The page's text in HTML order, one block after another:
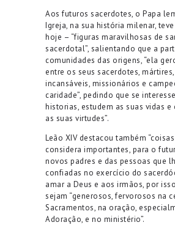
Aos futuros sacerdotes, o Papa
Igreja, na sua história milenar,
hoje – “figuras maravilhosas de
sacerdotal”, salientando que a
comunidades das origens, “ela
entre os seus sacerdotes,
incansáveis, missionários e
caridade”, pedindo que se
historias, estudem as suas vidas e
as suas virtudes”.
Leão XIV destacou também
considera importantes, para o
novos padres e das pessoas que
confiadas no exercício do
amar a Deus e aos irmãos, por
sejam “generosos, fervorosos na
Sacramentos, na oração,
Adoração, e no ministério”.